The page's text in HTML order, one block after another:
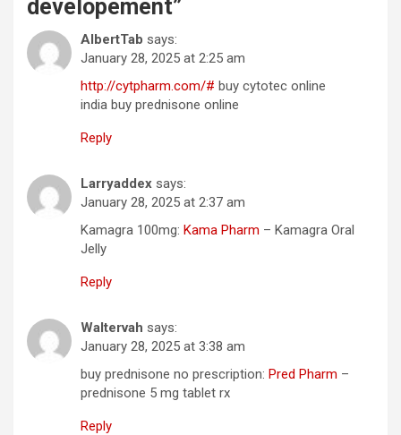
developement”
AlbertTab says:
January 28, 2025 at 2:25 am
http://cytpharm.com/# buy cytotec online
india buy prednisone online
Reply
Larryaddex says:
January 28, 2025 at 2:37 am
Kamagra 100mg: Kama Pharm – Kamagra Oral
Jelly
Reply
Waltervah says:
January 28, 2025 at 3:38 am
buy prednisone no prescription: Pred Pharm –
prednisone 5 mg tablet rx
Reply